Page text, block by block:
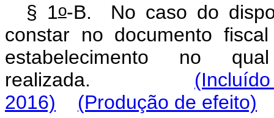
§ 1o-B. No caso do
constar no documento
estabelecimento no
realizada.
2016)
(Produção de efeito)